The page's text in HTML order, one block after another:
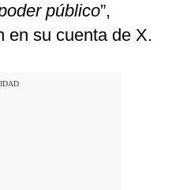
público”,
en su cuenta de X.